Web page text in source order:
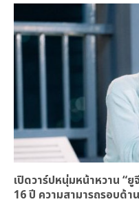
เปิดวาร์ปหนุ่มหน้าหวาน “
16 ปี ความสามารถรอบด้า